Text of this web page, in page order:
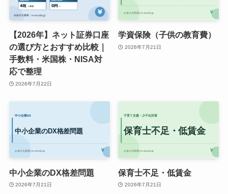
【2026年】ネット証券口座
の選び方とおすすめ比較｜
手数料・米国株・NISA対
応で整理
2026年7月22日
学資保険（子供の教育費）
2026年7月21日
中小企業のDX格差問題
2026年7月21日
保育士不足・低賃金
2026年7月21日